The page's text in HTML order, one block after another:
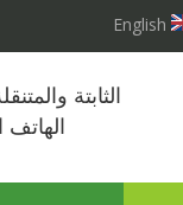
English
الثابتة